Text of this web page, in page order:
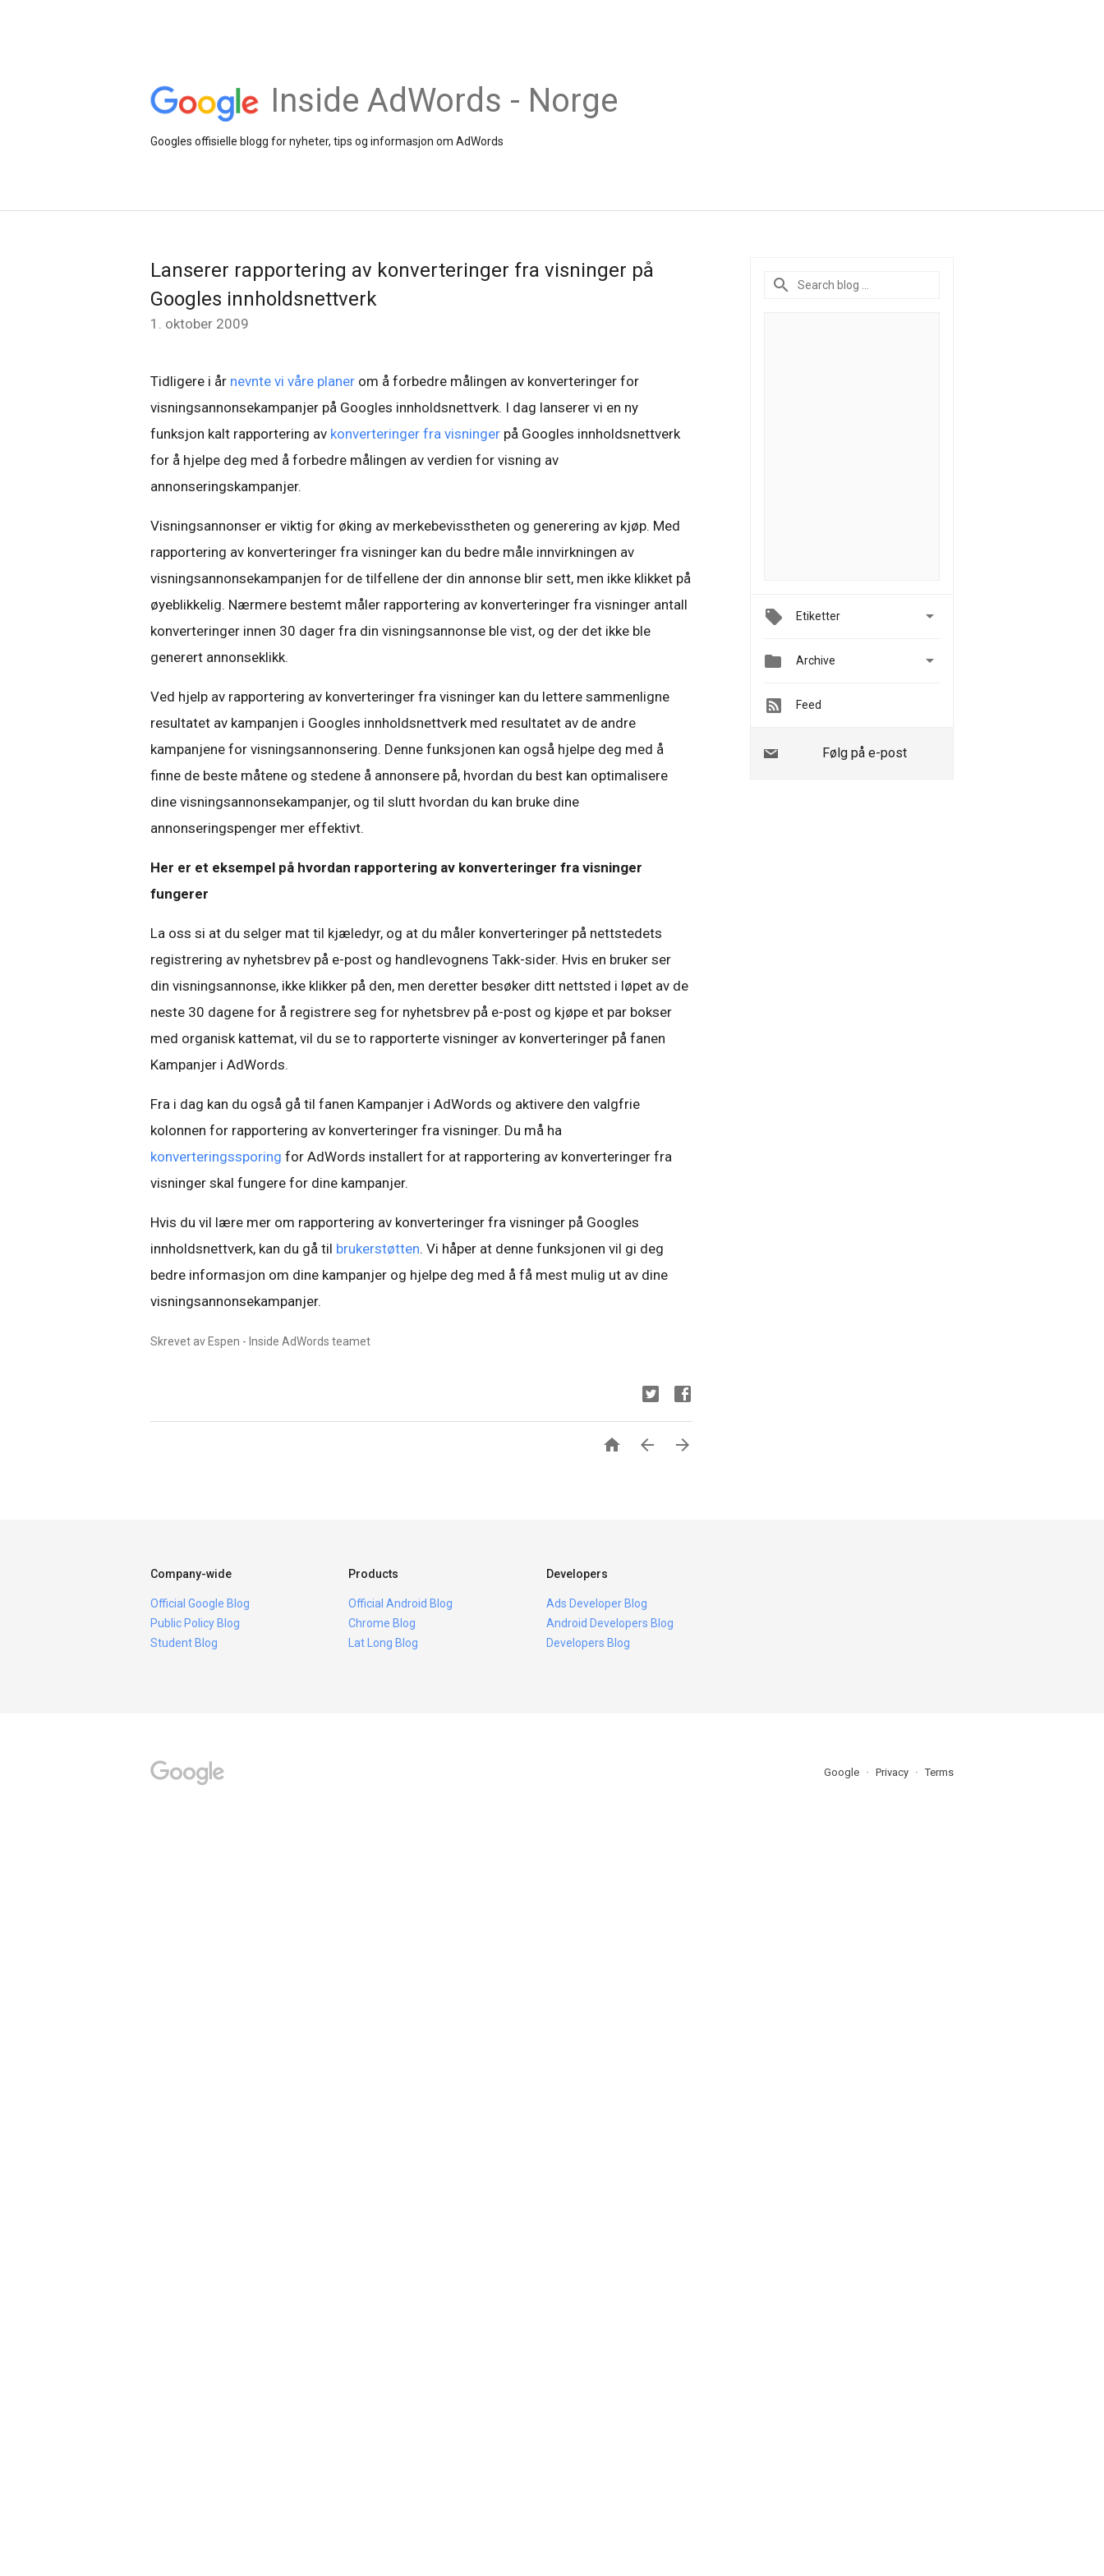
Inside AdWords - Norge
Googles offisielle blogg for nyheter, tips og informasjon om AdWords
Lanserer rapportering av konverteringer fra visninger på
Googles innholdsnettverk
1. oktober 2009
Tidligere i år nevnte vi våre planer om å forbedre målingen av konverteringer for
visningsannonsekampanjer på Googles innholdsnettverk. I dag lanserer vi en ny
funksjon kalt rapportering av konverteringer fra visninger på Googles innholdsnettverk
for å hjelpe deg med å forbedre målingen av verdien for visning av
annonseringskampanjer.
Visningsannonser er viktig for øking av merkebevisstheten og generering av kjøp. Med
rapportering av konverteringer fra visninger kan du bedre måle innvirkningen av
visningsannonsekampanjen for de tilfellene der din annonse blir sett, men ikke klikket på
øyeblikkelig. Nærmere bestemt måler rapportering av konverteringer fra visninger antall
konverteringer innen 30 dager fra din visningsannonse ble vist, og der det ikke ble
generert annonseklikk.
Ved hjelp av rapportering av konverteringer fra visninger kan du lettere sammenligne
resultatet av kampanjen i Googles innholdsnettverk med resultatet av de andre
kampanjene for visningsannonsering. Denne funksjonen kan også hjelpe deg med å
finne de beste måtene og stedene å annonsere på, hvordan du best kan optimalisere
dine visningsannonsekampanjer, og til slutt hvordan du kan bruke dine
annonseringspenger mer effektivt.
Her er et eksempel på hvordan rapportering av konverteringer fra visninger
fungerer
La oss si at du selger mat til kjæledyr, og at du måler konverteringer på nettstedets
registrering av nyhetsbrev på e-post og handlevognens Takk-sider. Hvis en bruker ser
din visningsannonse, ikke klikker på den, men deretter besøker ditt nettsted i løpet av de
neste 30 dagene for å registrere seg for nyhetsbrev på e-post og kjøpe et par bokser
med organisk kattemat, vil du se to rapporterte visninger av konverteringer på fanen
Kampanjer i AdWords.
Fra i dag kan du også gå til fanen Kampanjer i AdWords og aktivere den valgfrie
kolonnen for rapportering av konverteringer fra visninger. Du må ha
konverteringssporing for AdWords installert for at rapportering av konverteringer fra
visninger skal fungere for dine kampanjer.
Hvis du vil lære mer om rapportering av konverteringer fra visninger på Googles
innholdsnettverk, kan du gå til brukerstøtten. Vi håper at denne funksjonen vil gi deg
bedre informasjon om dine kampanjer og hjelpe deg med å få mest mulig ut av dine
visningsannonsekampanjer.
Skrevet av Espen - Inside AdWords teamet
  
Etiketter 
 Archive 
Feed
Følg på e-post
Company-wide
Official Google Blog
Public Policy Blog
Student Blog
Products
Official Android Blog
Chrome Blog
Lat Long Blog
Developers
Ads Developer Blog
Android Developers Blog
Developers Blog
Google Privacy Terms